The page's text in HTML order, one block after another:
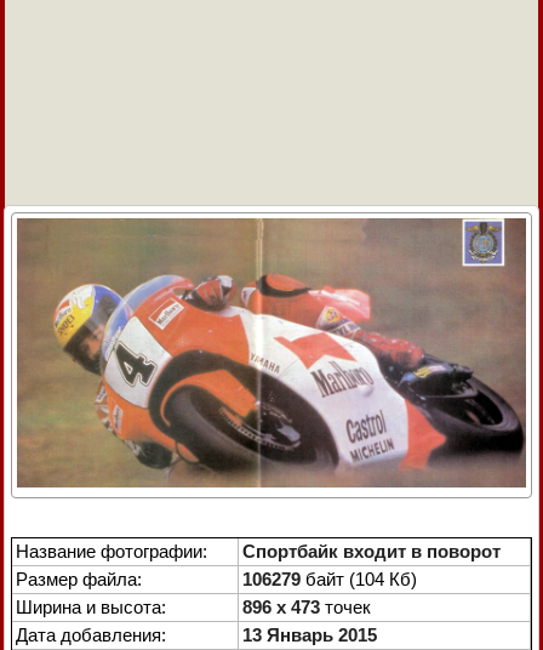
Название фотографии:
Спортбайк входит в поворот
Размер файла:
106279 байт (104 Кб)
Ширина и высота:
896 x 473 точек
Дата добавления:
13 Январь 2015